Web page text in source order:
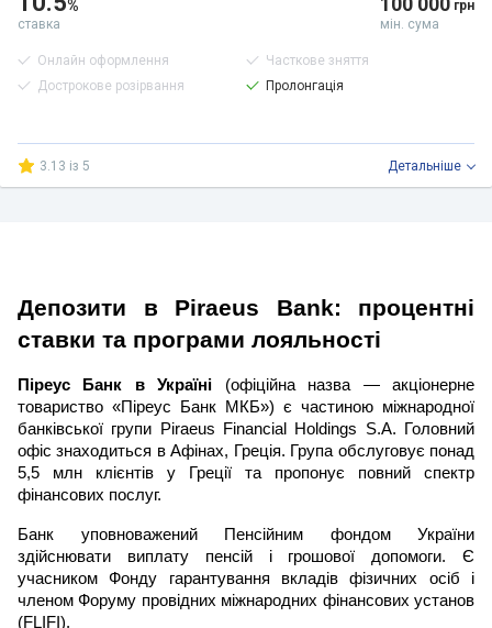
%
ставка
грн
мін. сума
Онлайн оформлення
Часткове зняття
Дострокове розірвання
Пролонгація
3.13 із 5 Детальнiше
Депозити в Piraeus Bank: процентні
ставки та програми лояльності
Піреус Банк в Україні (офіційна назва — акціонерне
товариство «Піреус Банк МКБ») є частиною міжнародної
банківської групи Piraeus Financial Holdings S.A. Головний
офіс знаходиться в Афінах, Греція. Група обслуговує понад
5,5 млн клієнтів у Греції та пропонує повний спектр
фінансових послуг.
Банк уповноважений Пенсійним фондом України
здійснювати виплату пенсій і грошової допомоги. Є
учасником Фонду гарантування вкладів фізичних осіб і
членом Форуму провідних міжнародних фінансових установ
(FLIFI).